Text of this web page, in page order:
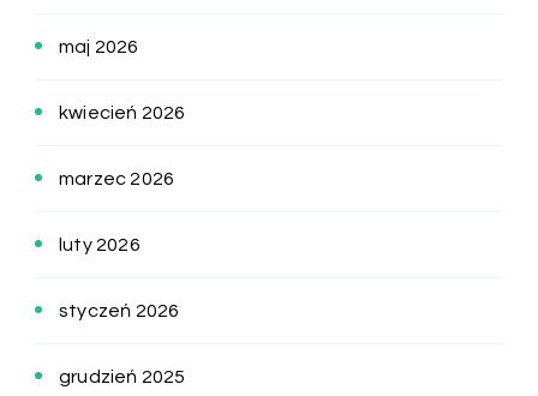
maj 2026
kwiecień 2026
marzec 2026
luty 2026
styczeń 2026
grudzień 2025